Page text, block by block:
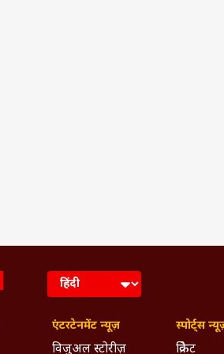
एंटरटेनमेंट न्यूज़
विजुअल स्टोरीज़
स्पोर्ट्स
क्रिकेट